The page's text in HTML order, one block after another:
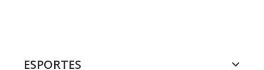
ESPORTES